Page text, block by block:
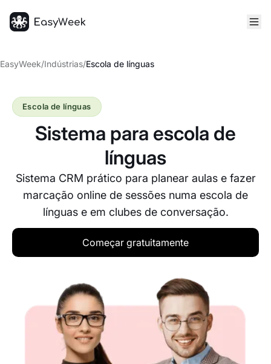
EasyWeek/Indústrias/Escola de línguas
Sistema para escola de
línguas
Sistema CRM prático para planear aulas e fazer
marcação online de sessões numa escola de
línguas e em clubes de conversação.
Escola de línguas
Começar gratuitamente